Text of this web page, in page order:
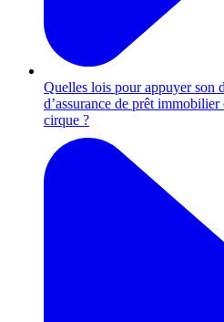
Quelles lois pour appuyer son
d’assurance de prêt
cirque ?